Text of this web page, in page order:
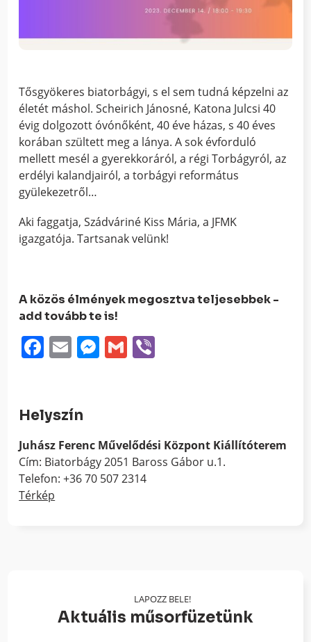
Tősgyökeres biatorbágyi, s el sem tudná képzelni az
életét máshol. Scheirich Jánosné, Katona Julcsi 40
évig dolgozott óvónőként, 40 éve házas, s 40 éves
korában szültett meg a lánya. A sok évforduló
mellett mesél a gyerekkoráról, a régi Torbágyról, az
erdélyi kalandjairól, a torbágyi református
gyülekezetről…
Aki faggatja, Szádváriné Kiss Mária, a JFMK
igazgatója. Tartsanak velünk!
A közös élmények megosztva teljesebbek -
add tovább te is!
Facebook
EmailMessenger
Gmail
Helyszín
Juhász Ferenc Művelődési Központ Kiállítóterem
Cím: Biatorbágy 2051 Baross Gábor u.1.
Telefon: +36 70 507 2314
Térkép
LAPOZZ BELE!
Aktuális műsorfüzetünk